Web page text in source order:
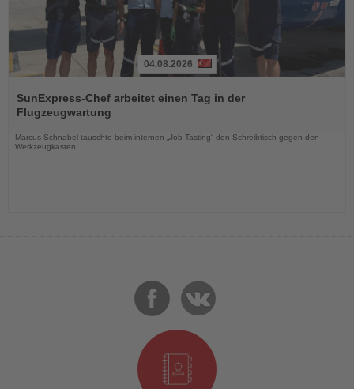
Sie
die
Nachrichten
04.08.2026
SunExpress-Chef arbeitet einen Tag in der
Flugzeugwartung
Marcus Schnabel tauschte beim internen „Job Tasting“ den Schreibtisch gegen den
Werkzeugkasten